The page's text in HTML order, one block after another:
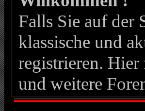
Falls Sie auf der
klassische und
registrieren.
und weitere